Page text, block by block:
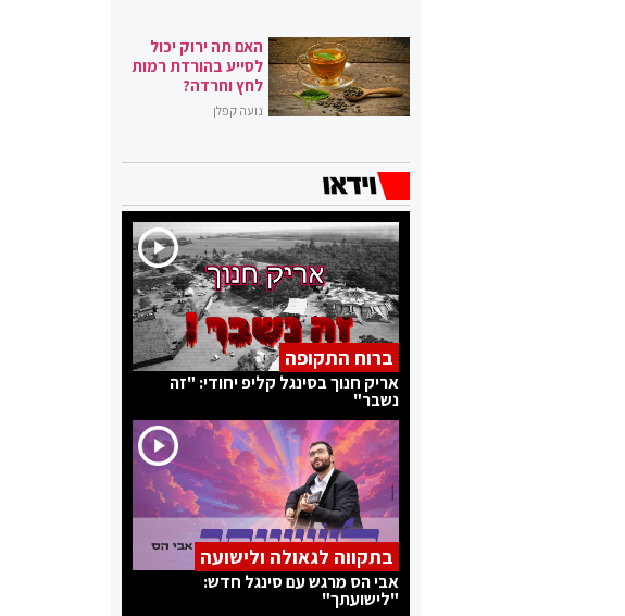
האם תה ירוק יכול
לסייע בהורדת רמות
לחץ וחרדה?
נועה קפלן
ברוח התקופה
אריק חנוך בסינגל קליפ יחודי: "זה
נשבר"
בתקווה לגאולה ולישועה
אבי הס מרגש עם סינגל חדש:
"לישועתך"